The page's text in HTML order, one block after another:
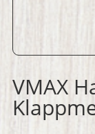
VMAX